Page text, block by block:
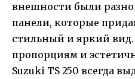
внешности были
панели, которые
стильный и яркий вид.
пропорциям и
Suzuki TS 250 всегда